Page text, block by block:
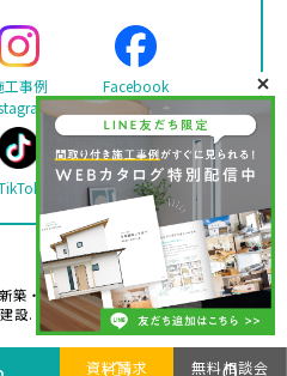
資料請求 無料相談会
工事例
Facebook
LINE
築・リフォーム・注文住宅は
設. All rights reserved.